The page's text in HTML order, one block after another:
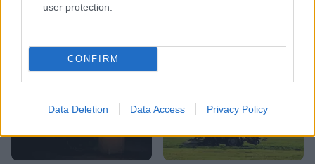
user protection.
CONFIRM
Data Deletion Data Access Privacy Policy
Policijsko poročilo, 7. 8. 2026